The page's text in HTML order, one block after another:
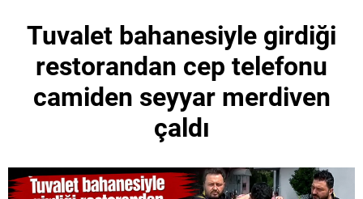
Tuvalet bahanesiyle girdiği
restorandan cep telefonu
camiden seyyar merdiven
çaldı